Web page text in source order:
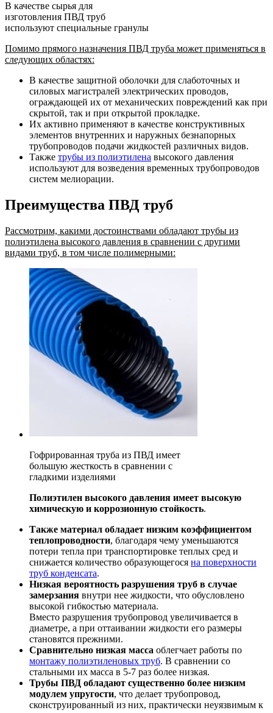
В качестве сырья для
изготовления ПВД труб
используют специальные гранулы
Помимо прямого назначения ПВД труба может применяться в
следующих областях:
В качестве защитной оболочки для слаботочных и
силовых магистралей электрических проводов,
ограждающей их от механических повреждений как при
скрытой, так и при открытой прокладке.
Их активно применяют в качестве конструктивных
элементов внутренних и наружных безнапорных
трубопроводов подачи жидкостей различных видов.
Также трубы из полиэтилена высокого давления
используют для возведения временных трубопроводов
систем мелиорации.
Преимущества ПВД труб
Рассмотрим, какими достоинствами обладают трубы из
полиэтилена высокого давления в сравнении с другими
видами труб, в том числе полимерными:
Гофрированная труба из ПВД имеет
большую жесткость в сравнении с
гладкими изделиями
Полиэтилен высокого давления имеет высокую
химическую и коррозионную стойкость.
Также материал обладает низким коэффициентом
теплопроводности, благодаря чему уменьшаются
потери тепла при транспортировке теплых сред и
снижается количество образующегося на поверхности
труб конденсата.
Низкая вероятность разрушения труб в случае
замерзания внутри нее жидкости, что обусловлено
высокой гибкостью материала.
Вместо разрушения трубопровод увеличивается в
диаметре, а при оттаивании жидкости его размеры
становятся прежними.
Сравнительно низкая масса облегчает работы по
монтажу полиэтиленовых труб. В сравнении со
стальными их масса в 5-7 раз более низкая.
Трубы ПВД обладают существенно более низким
модулем упругости, что делает трубопровод,
сконструированный из них, практически неуязвимым к